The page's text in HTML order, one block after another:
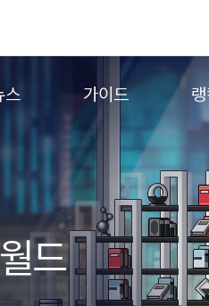
스
이트
트
알림판
가이드
게임정보
직업소개
확률형 아이템
NEXON NOW
추가정보
컨텐
드